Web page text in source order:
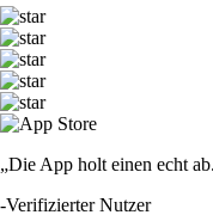
„Die App holt einen echt
-Verifizierter Nutzer